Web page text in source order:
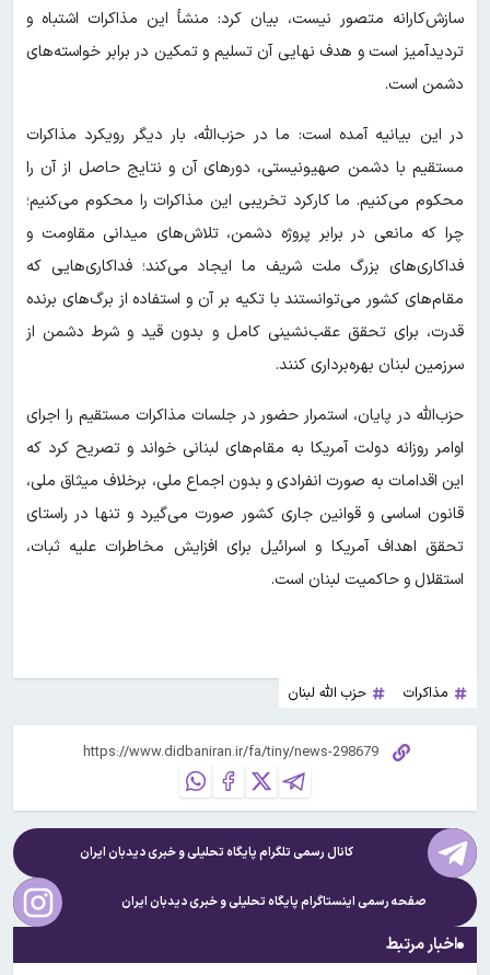
سازش‌کارانه متصور نیست، بیان کرد: منشأ این مذاکرات اشتباه و
تردیدآمیز است و هدف نهایی آن تسلیم و تمکین در برابر خواسته‌های
دشمن است.
در این بیانیه آمده است: ما در حزب‌الله، بار دیگر رویکرد مذاکرات
مستقیم با دشمن صهیونیستی، دورهای آن و نتایج حاصل از آن را
محکوم می‌کنیم. ما کارکرد تخریبی این مذاکرات را محکوم می‌کنیم؛
چرا که مانعی در برابر پروژه دشمن، تلاش‌های میدانی مقاومت و
فداکاری‌های بزرگ ملت شریف ما ایجاد می‌کند؛ فداکاری‌هایی که
مقام‌های کشور می‌توانستند با تکیه بر آن و استفاده از برگ‌های برنده
قدرت، برای تحقق عقب‌نشینی کامل و بدون قید و شرط دشمن از
سرزمین لبنان بهره‌برداری کنند.
حزب‌الله در پایان، استمرار حضور در جلسات مذاکرات مستقیم را اجرای
اوامر روزانه دولت آمریکا به مقام‌های لبنانی خواند و تصریح کرد که
این اقدامات به صورت انفرادی و بدون اجماع ملی، برخلاف میثاق ملی،
قانون اساسی و قوانین جاری کشور صورت می‌گیرد و تنها در راستای
تحقق اهداف آمریکا و اسرائیل برای افزایش مخاطرات علیه ثبات،
استقلال و حاکمیت لبنان است.
مذاکرات حزب الله لبنان
کانال رسمی تلگرام پایگاه تحلیلی و خبریدیدبان ایران
صفحه رسمی اینستاگرام پایگاه تحلیلی و خبریدیدبان ایران
اخبار مرتبط